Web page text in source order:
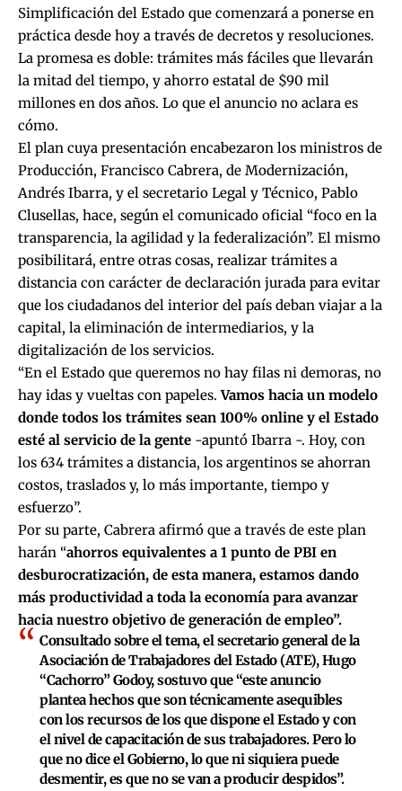
Simplificación del Estado que comenzará a ponerse en
práctica desde hoy a través de decretos y resoluciones.
La promesa es doble: trámites más fáciles que llevarán
la mitad del tiempo, y ahorro estatal de $90 mil
millones en dos años. Lo que el anuncio no aclara es
cómo.
El plan cuya presentación encabezaron los ministros de
Producción, Francisco Cabrera, de Modernización,
Andrés Ibarra, y el secretario Legal y Técnico, Pablo
Clusellas, hace, según el comunicado oficial “foco en la
transparencia, la agilidad y la federalización”. El mismo
posibilitará, entre otras cosas, realizar trámites a
distancia con carácter de declaración jurada para evitar
que los ciudadanos del interior del país deban viajar a la
capital, la eliminación de intermediarios, y la
digitalización de los servicios.
“En el Estado que queremos no hay filas ni demoras, no
hay idas y vueltas con papeles. Vamos hacia un modelo
donde todos los trámites sean 100% online y el Estado
esté al servicio de la gente -apuntó Ibarra -. Hoy, con
los 634 trámites a distancia, los argentinos se ahorran
costos, traslados y, lo más importante, tiempo y
esfuerzo”.
Por su parte, Cabrera afirmó que a través de este plan
harán “ahorros equivalentes a 1 punto de PBI en
desburocratización, de esta manera, estamos dando
más productividad a toda la economía para avanzar
hacia nuestro objetivo de generación de empleo”.
Consultado sobre el tema, el secretario general de la
Asociación de Trabajadores del Estado (ATE), Hugo
“Cachorro” Godoy, sostuvo que “este anuncio
plantea hechos que son técnicamente asequibles
con los recursos de los que dispone el Estado y con
el nivel de capacitación de sus trabajadores. Pero lo
que no dice el Gobierno, lo que ni siquiera puede
desmentir, es que no se van a producir despidos”.